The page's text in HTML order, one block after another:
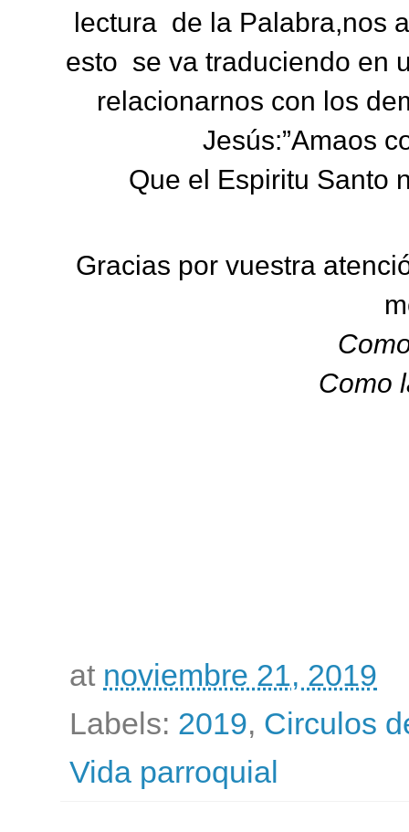
lectura de la Palabra,nos
esto se va traduciendo en
relacionarnos con los
Jesús:”Amaos
Que el Espiritu Santo
Gracias por vuestra
Como
at noviembre 21, 2019
Labels: 2019, Circulos
Vida parroquial